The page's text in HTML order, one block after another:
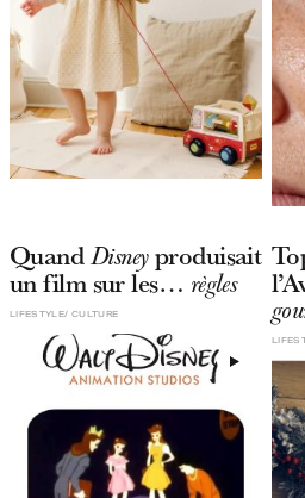
QuandDisneyproduisait
un film sur les… règles
CULTURE
LIFESTYLE